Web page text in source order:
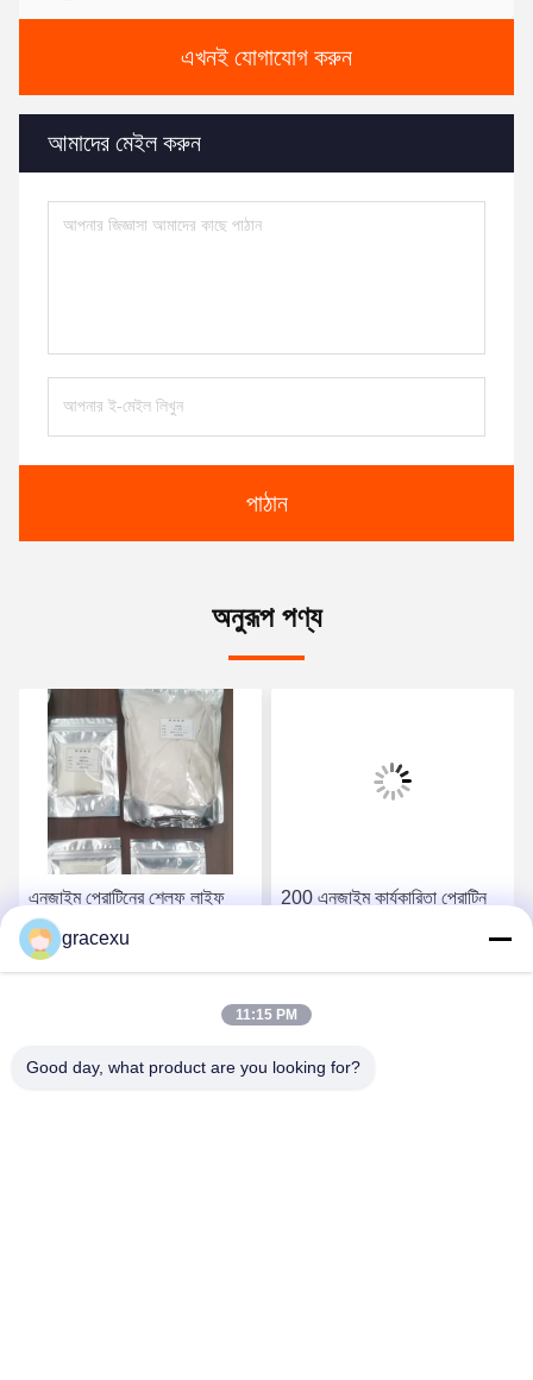
এখনই যোগাযোগ করুন
আমাদের মেইল করুন
পাঠান
অনুরূপ পণ্য
এনজাইম প্রোটিনের শেল্ফ লাইফ
উৎপাদন তারিখ থেকে 18 মাস এবং
এনজাইম কার্যকারিতা 200 মাস
200 এনজাইম কার্যকারিতা প্রোটিন
gracexu
11:15 PM
Good day, what product are you looking for?